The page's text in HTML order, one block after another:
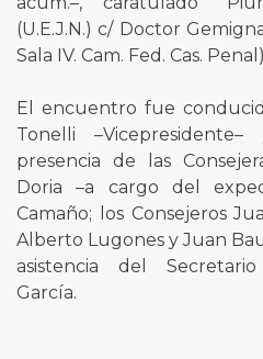
(U.E.J.N.) c/ Doctor
Sala IV. Cam. Fed. Cas.
El encuentro fue
Tonelli
presencia de las
Doria –a cargo del
Camaño; los Consejeros
Alberto Lugones y Juan
asistencia del
García.